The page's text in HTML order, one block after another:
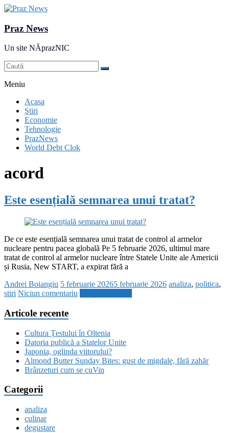
Praz News
Un site NĂprazNIC
Meniu
Acasa
Ştiri
Economie
Tehnologie
PrazNews
World Debt Clok
acord
Este esențială semnarea unui tratat?
De ce este esențială semnarea unui tratat de control al armelor
nucleare pentru pacea globală Pe 5 februarie 2026, ultimul mare
tratat de control al armelor nucleare între Statele Unite ale Americii
și Rusia, New START, a expirat fără a
Andrei Boiangiu 5 februarie 20265 februarie 2026 analiza, politica,
stiri Niciun comentariu
Articole recente
Cultura Țestului în Oltenia
Datoria publică a Statelor Unite
Japonia, oglinda viitorului?
Almond Butter Sunday Bites: gust de migdale, fără zahăr
Brânzeturi cum se cuVin
Categorii
analiza
culinar
degustare